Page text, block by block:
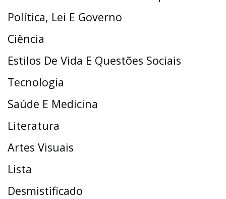
Política, Lei E Governo
Ciência
Estilos De Vida E Questões Sociais
Tecnologia
Saúde E Medicina
Literatura
Artes Visuais
Lista
Desmistificado